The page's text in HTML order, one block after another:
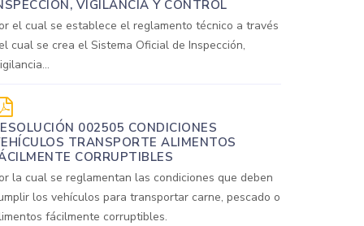
VIGILANCIA Y CONTROL
el cual se establece el reglamento técnico a través
cual se crea el Sistema Oficial de Inspección,
002505 CONDICIONES
TRANSPORTE ALIMENTOS
CORRUPTIBLES
la cual se reglamentan las condiciones que deben
los vehículos para transportar carne, pescado o
fácilmente corruptibles.